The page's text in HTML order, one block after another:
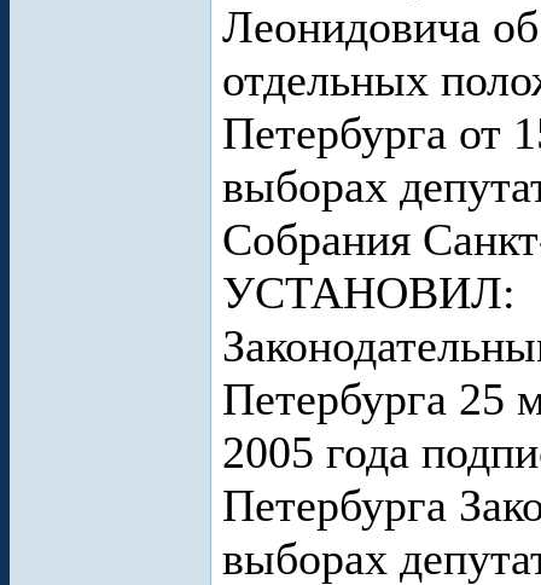
Леонидовича
отдельных
Петербурга от
выборах
Собрания
УСТАНОВИЛ:
Петербурга 25
2005 года
Петербурга
выборах